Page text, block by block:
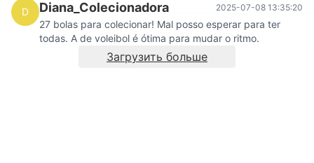
D
Diana_Colecionadora 2025-07-08 13:35:20
27 bolas para colecionar! Mal posso esperar para ter
todas. A de voleibol é ótima para mudar o ritmo.
Загрузить больше